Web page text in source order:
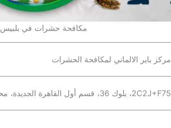
مكافحة حشرات في بلبيس
مركز باير الالماني لمكافحة الحشرات
2C2J+F75، بلوك 36، قسم أول القاهرة الجديدة، محافظة القاهرة‬ 4722521